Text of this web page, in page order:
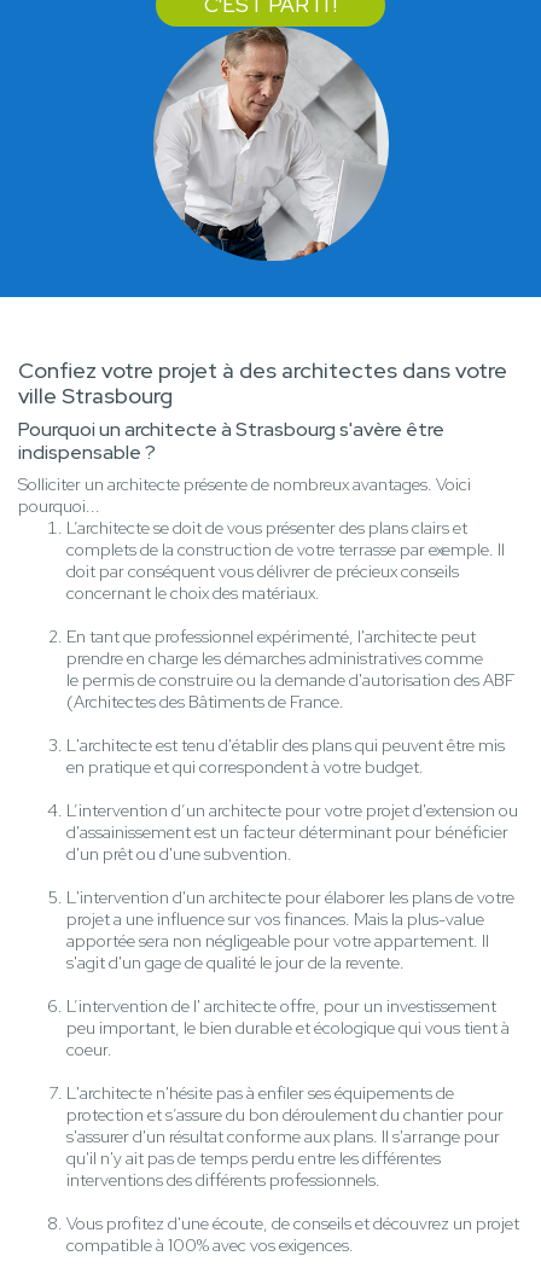
Confiez votre projet à des architectes dans votre
ville Strasbourg
Pourquoi un architecte à Strasbourg s'avère être
indispensable ?
Solliciter un architecte présente de nombreux avantages. Voici
pourquoi...
L’architecte se doit de vous présenter des plans clairs et
complets de la construction de votre terrasse par exemple. Il
doit par conséquent vous délivrer de précieux conseils
concernant le choix des matériaux.
En tant que professionnel expérimenté, l'architecte peut
prendre en charge les démarches administratives comme
le permis de construire ou la demande d'autorisation des ABF
(Architectes des Bâtiments de France.
L'architecte est tenu d'établir des plans qui peuvent être mis
en pratique et qui correspondent à votre budget.
L’intervention d’un architecte pour votre projet d'extension ou
d'assainissement est un facteur déterminant pour bénéficier
d'un prêt ou d'une subvention.
L'intervention d'un architecte pour élaborer les plans de votre
projet a une influence sur vos finances. Mais la plus-value
apportée sera non négligeable pour votre appartement. Il
s'agit d'un gage de qualité le jour de la revente.
L’intervention de l' architecte offre, pour un investissement
peu important, le bien durable et écologique qui vous tient à
coeur.
L'architecte n'hésite pas à enfiler ses équipements de
protection et s’assure du bon déroulement du chantier pour
s'assurer d'un résultat conforme aux plans. Il s'arrange pour
qu'il n'y ait pas de temps perdu entre les différentes
interventions des différents professionnels.
Vous profitez d'une écoute, de conseils et découvrez un projet
compatible à 100% avec vos exigences.